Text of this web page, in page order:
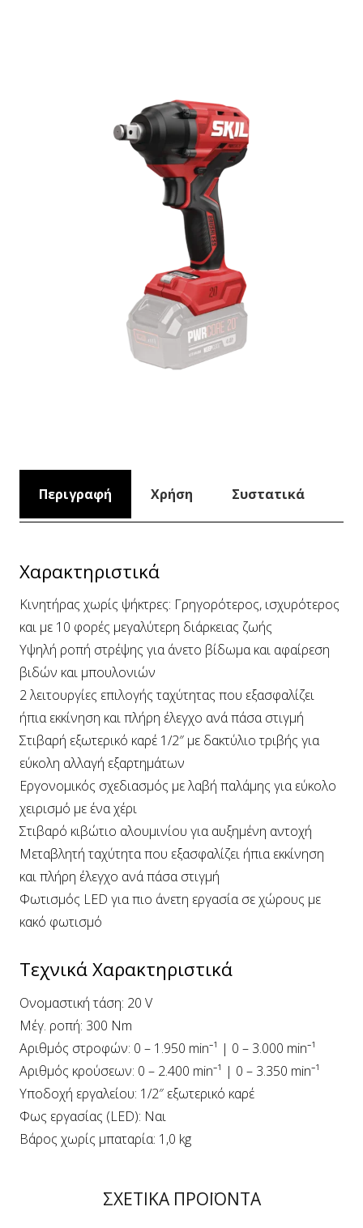
Περιγραφή Χρήση Συστατικά
Χαρακτηριστικά
Κινητήρας χωρίς ψήκτρες: Γρηγορότερος, ισχυρότερος
και με 10 φορές μεγαλύτερη διάρκειας ζωής
Υψηλή ροπή στρέψης για άνετο βίδωμα και αφαίρεση
βιδών και μπουλονιών
2 λειτουργίες επιλογής ταχύτητας που εξασφαλίζει
ήπια εκκίνηση και πλήρη έλεγχο ανά πάσα στιγμή
Στιβαρή εξωτερικό καρέ 1/2″ με δακτύλιο τριβής για
εύκολη αλλαγή εξαρτημάτων
Εργονομικός σχεδιασμός με λαβή παλάμης για εύκολο
χειρισμό με ένα χέρι
Στιβαρό κιβώτιο αλουμινίου για αυξημένη αντοχή
Μεταβλητή ταχύτητα που εξασφαλίζει ήπια εκκίνηση
και πλήρη έλεγχο ανά πάσα στιγμή
Φωτισμός LED για πιο άνετη εργασία σε χώρους με
κακό φωτισμό
Τεχνικά Χαρακτηριστικά
Ονομαστική τάση: 20 V
Μέγ. ροπή: 300 Nm
Αριθμός στροφών: 0 – 1.950 min⁻¹ | 0 – 3.000 min⁻¹
Αριθμός κρούσεων: 0 – 2.400 min⁻¹ | 0 – 3.350 min⁻¹
Υποδοχή εργαλείου: 1/2″ εξωτερικό καρέ
Φως εργασίας (LED): Ναι
Βάρος χωρίς μπαταρία: 1,0 kg
ΣΧΕΤΙΚΑ ΠΡΟΪΟΝΤΑ